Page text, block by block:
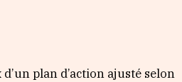
plan d’action ajusté selon